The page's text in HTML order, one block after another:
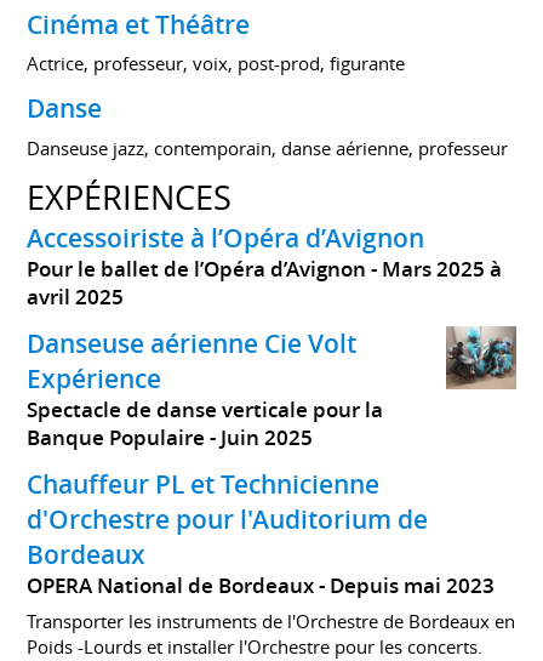
Cinéma et Théâtre
Actrice, professeur, voix, post-prod, figurante
Danse
Danseuse jazz, contemporain, danse aérienne, professeur
EXPÉRIENCES
Accessoiriste à l’Opéra d’Avignon
Pour le ballet de l’Opéra d’Avignon
Mars 2025 à
avril 2025
Danseuse aérienne Cie Volt
Expérience
Spectacle de danse verticale pour la
Banque Populaire
Juin 2025
Chauffeur PL et Technicienne
d'Orchestre pour l'Auditorium de
Bordeaux
OPERA National de Bordeaux Depuis mai 2023
Transporter les instruments de l'Orchestre de Bordeaux en
Poids -Lourds et installer l'Orchestre pour les concerts.